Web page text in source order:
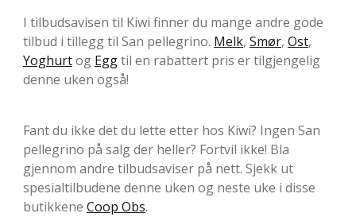
I tilbudsavisen til Kiwi finner du mange andre gode
tilbud i tillegg til San pellegrino. Melk, Smør, Ost,
Yoghurtog Eggtil en rabattert pris er tilgjengelig
denne uken også!
Fant du ikke det du lette etter hos Kiwi? Ingen San
pellegrino på salg der heller? Fortvil ikke! Bla
gjennom andre tilbudsaviser på nett. Sjekk ut
spesialtilbudene denne uken og neste uke i disse
butikkene Coop Obs.